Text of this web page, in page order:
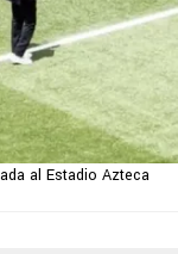
al Estadio Azteca